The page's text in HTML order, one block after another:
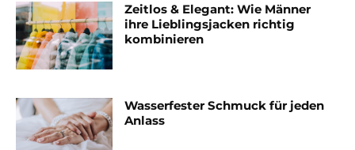
Zeitlos & Elegant: Wie Männer
ihre Lieblingsjacken richtig
kombinieren
Wasserfester Schmuck für jeden
Anlass